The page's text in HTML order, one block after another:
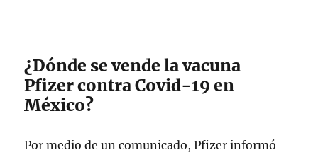
¿Dónde se vende la vacuna
Pfizer contra Covid-19 en
México?
Por medio de un comunicado, Pfizer informó